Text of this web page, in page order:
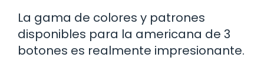
La gama de colores y patrones
disponibles para la americana de 3
botones es realmente impresionante.